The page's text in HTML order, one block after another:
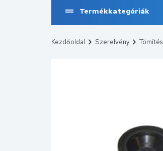
Termékkategóriák
Kezdőoldal Szerelvény Tömítés